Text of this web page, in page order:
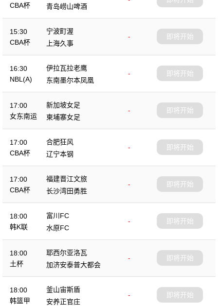
CBA杯
青岛崂山啤酒
15:30
CBA杯
宁波町渥
-
上海久事
即将开始
16:30
NBL(A)
伊拉瓦拉老鹰
-
东南墨尔本凤凰
即将开始
17:00
女东南运
新加坡女足
-
柬埔寨女足
即将开始
17:00
CBA杯
合肥狂风
-
辽宁本钢
即将开始
17:00
CBA杯
福建晋江文旅
-
长沙湾田勇胜
即将开始
18:00
韩K联
富川FC
-
水原FC
即将开始
18:00
土杯
耶西尔亚洛瓦
-
加济安泰普大都会
即将开始
18:00
韩篮甲
釜山宙斯盾
-
安养正官庄
即将开始